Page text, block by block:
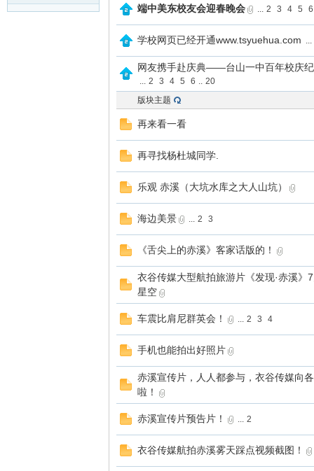
端中美东校友会迎春晚会 ... 2 3 4 5 6
学校网页已经开通www.tsyuehua.com ...
网友携手赴庆典——台山一中百年校庆
... 2 3 4 5 6 .. 20
版块主题
再来看一看
再寻找杨杜城同学.
乐观 赤溪（大坑水库之大人山坑）
海边美景 ... 2 3
《舌尖上的赤溪》客家话版的！
衣谷传媒大型航拍旅游片《发现·赤溪》
星空
车震比肩尼群英会！ ... 2 3 4
手机也能拍出好照片
赤溪宣传片，人人都参与，衣谷传媒向
啦！
赤溪宣传片预告片！ ... 2
衣谷传媒航拍赤溪雾天踩点视频截图！